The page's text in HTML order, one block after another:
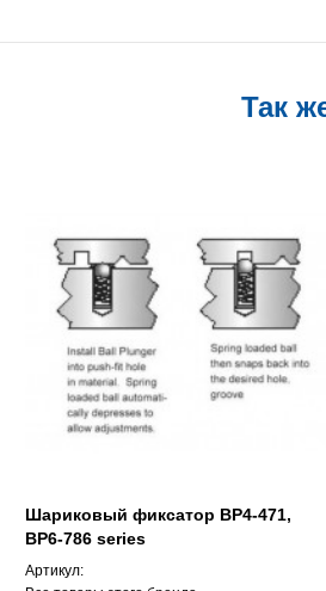
Так
Шариковый фиксатор BP4-471,
BP6-786 series
Артикул: